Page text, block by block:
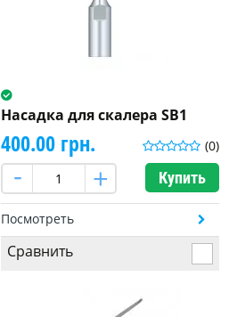
Насадка для скалера SB1
(0)
400.00 грн.
Купить
Посмотреть
Сравнить